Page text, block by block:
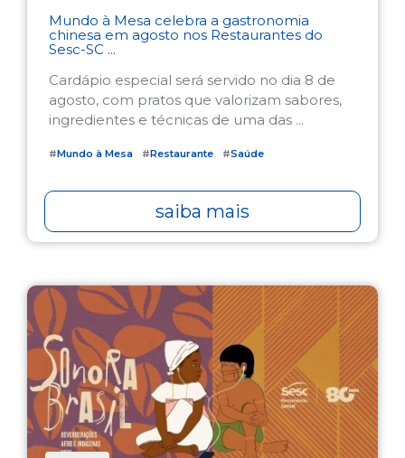
Mundo à Mesa celebra a gastronomia
chinesa em agosto nos Restaurantes do
Sesc-SC ...
Cardápio especial será servido no dia 8 de
agosto, com pratos que valorizam sabores,
ingredientes e técnicas de uma das ...
#Mundo à Mesa #Restaurante #Saúde
saiba mais